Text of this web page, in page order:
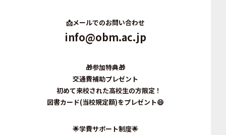
📩メールでのお問い合わせ
info@obm.ac.jp
🎁参加特典🎁
交通費補助プレゼント
初めて来校された高校生の方限定！
図書カード(当校規定額)をプレゼント😄
🌟学費サポート制度🌟